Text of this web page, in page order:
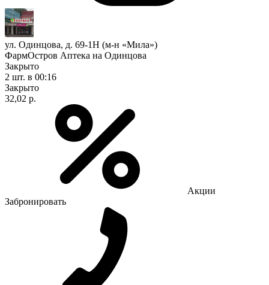
ул. Одинцова, д. 69-1Н (м-н «Мила»)
ФармОстров Аптека на Одинцова
Закрыто
2 шт. в 00:16
Закрыто
32,02 р.
Акции
Забронировать